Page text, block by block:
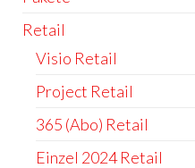
Retail
Visio Retail
Project Retail
365 (Abo) Retail
Einzel 2024 Retail